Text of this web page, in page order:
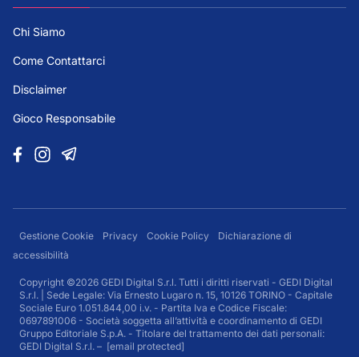
Chi Siamo
Come Contattarci
Disclaimer
Gioco Responsabile
Gestione Cookie Privacy Cookie Policy
Dichiarazione di
accessibilità
Copyright ©2026 GEDI Digital S.r.l. Tutti i diritti riservati - GEDI Digital
S.r.l. | Sede Legale: Via Ernesto Lugaro n. 15, 10126 TORINO - Capitale
Sociale Euro 1.051.844,00 i.v. - Partita Iva e Codice Fiscale:
0697891006 - Società soggetta all’attività e coordinamento di GEDI
Gruppo Editoriale S.p.A. - Titolare del trattamento dei dati personali:
GEDI Digital S.r.l. – [email protected]